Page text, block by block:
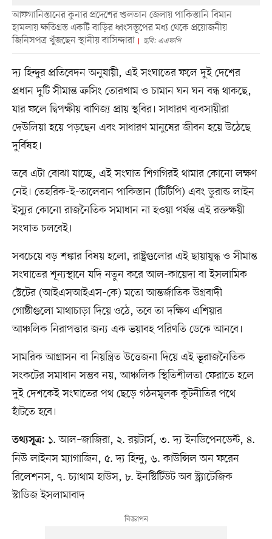
আফগানিস্তানের কুনার প্রদেশের শুলতান জেলায় পাকিস্তানি বিমান
হামলায় ক্ষতিগ্রস্ত একটি বাড়ির ধ্বংসস্তূপের মধ্য থেকে প্রয়োজনীয়
জিনিসপত্র খুঁজছেন স্থানীয় বাসিন্দারা
ছবি: এএফপি
দ্য হিন্দুর প্রতিবেদন অনুযায়ী, এই সংঘাতের ফলে দুই দেশের
প্রধান দুটি সীমান্ত ক্রসিং তোরখাম ও চামান ঘন ঘন বন্ধ থাকছে,
যার ফলে দ্বিপক্ষীয় বাণিজ্য প্রায় স্থবির। সাধারণ ব্যবসায়ীরা
দেউলিয়া হয়ে পড়ছেন এবং সাধারণ মানুষের জীবন হয়ে উঠেছে
দুর্বিষহ।
তবে এটা বোঝা যাচ্ছে, এই সংঘাত শিগগিরই থামার কোনো লক্ষণ
নেই। তেহরিক-ই-তালেবান পাকিস্তান (টিটিপি) এবং ডুরান্ড লাইন
ইস্যুর কোনো রাজনৈতিক সমাধান না হওয়া পর্যন্ত এই রক্তক্ষয়ী
সংঘাত চলবেই।
সবচেয়ে বড় শঙ্কার বিষয় হলো, রাষ্ট্রগুলোর এই ছায়াযুদ্ধ ও সীমান্ত
সংঘাতের শূন্যস্থানে যদি নতুন করে আল-কায়েদা বা ইসলামিক
স্টেটের (আইএসআইএস–কে) মতো আন্তর্জাতিক উগ্রবাদী
গোষ্ঠীগুলো মাথাচাড়া দিয়ে ওঠে, তবে তা দক্ষিণ এশিয়ার
আঞ্চলিক নিরাপত্তার জন্য এক ভয়াবহ পরিণতি ডেকে আনবে।
সামরিক আগ্রাসন বা নিয়ন্ত্রিত উত্তেজনা দিয়ে এই ভূরাজনৈতিক
সংকটের সমাধান সম্ভব নয়, আঞ্চলিক স্থিতিশীলতা ফেরাতে হলে
দুই দেশকেই সংঘাতের পথ ছেড়ে গঠনমূলক কূটনীতির পথে
হাঁটতে হবে।
তথ্যসূত্র: ১. আল–জাজিরা, ২. রয়টার্স, ৩. দ্য ইনডিপেনডেন্ট, ৪.
নিউ লাইনস ম্যাগাজিন, ৫. দ্য হিন্দু, ৬. কাউন্সিল অন ফরেন
রিলেশনস, ৭. চ্যাথাম হাউস, ৮. ইনস্টিটিউট অব স্ট্র্যাটেজিক
স্টাডিজ ইসলামাবাদ